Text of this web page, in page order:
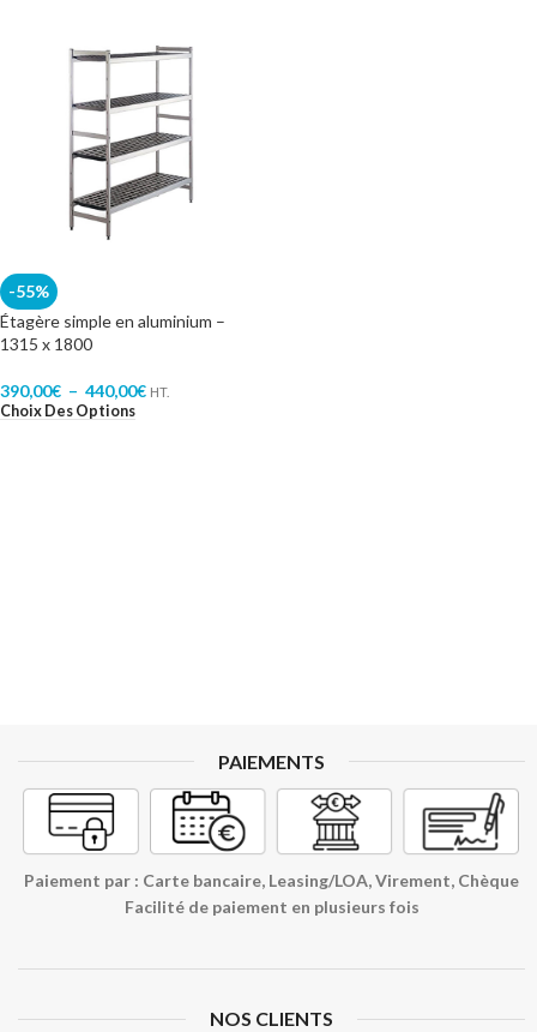
-55%
Étagère simple en aluminium –
1315 x 1800
390,00€ – 440,00€ HT.
Choix Des Options
PAIEMENTS
Paiement par : Carte bancaire, Leasing/LOA, Virement, Chèque
Facilité de paiement en plusieurs fois
NOS CLIENTS